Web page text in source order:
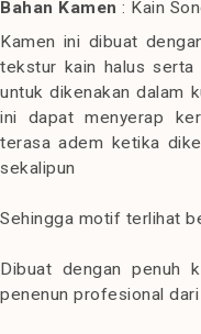
Bahan Kamen : Kain
Kamen ini dibuat
tekstur kain halus serta
untuk dikenakan dalam
ini dapat menyerap
terasa adem ketika
sekalipun
Sehingga motif terlihat
Dibuat dengan penuh
penenun profesional dari